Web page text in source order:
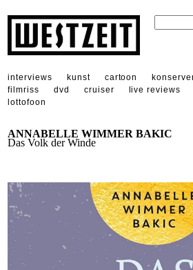
interviews kunst cartoon
filmriss
dvd cruiser live reviews
lottofoon
ANNABELLE WIMMER BAKIC
Das Volk der Winde